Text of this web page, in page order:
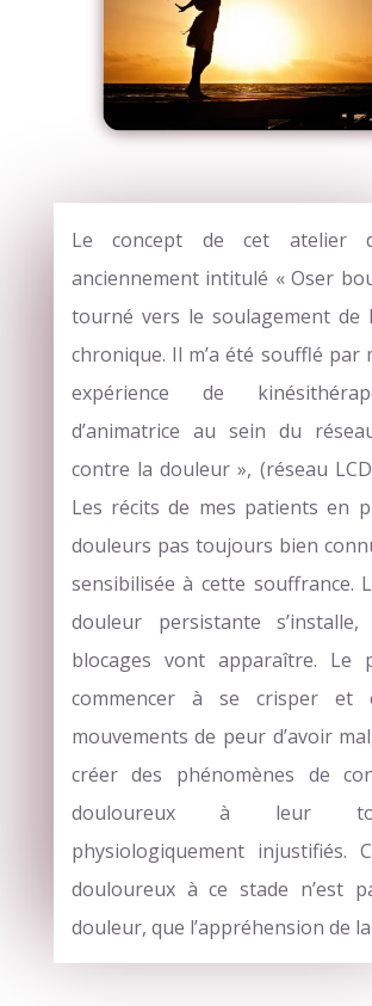
Le concept de cet atelier
anciennement intitulé « Oser
tourné vers le soulagement de
chronique. Il m’a été soufflé par
expérience de
d’animatrice au sein du
contre la douleur », (réseau
Les récits de mes patients en
douleurs pas toujours bien
sensibilisée à cette souffrance.
douleur persistante s’installe,
blocages vont apparaître. Le
commencer à se crisper et
mouvements de peur d’avoir
créer des phénomènes de
douloureux à leur
physiologiquement injustifiés.
douloureux à ce stade n’est
douleur, que l’appréhension de